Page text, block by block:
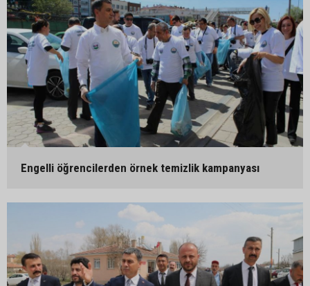
Engelli öğrencilerden örnek temizlik kampanyası